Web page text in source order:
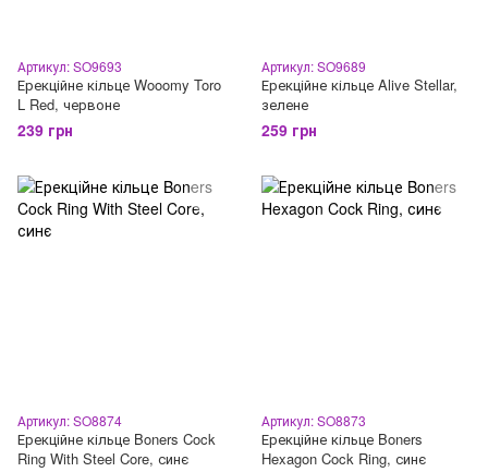
Артикул: SO9693
Ерекційне кільце Wooomy Toro
L Red, червоне
239 грн
Артикул: SO9689
Ерекційне кільце Alive Stellar,
зелене
259 грн
Артикул: SO8874
Ерекційне кільце Boners Cock
Ring With Steel Core, синє
Артикул: SO8873
Ерекційне кільце Boners
Hexagon Cock Ring, синє